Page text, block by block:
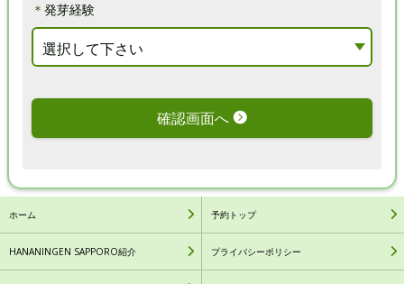
さ
い
さ
い
＊ 発芽経験
選択して下さい
確認画面へ
ホーム 予約トップ
HANANINGEN SAPPORO紹介 プライバシーポリシー